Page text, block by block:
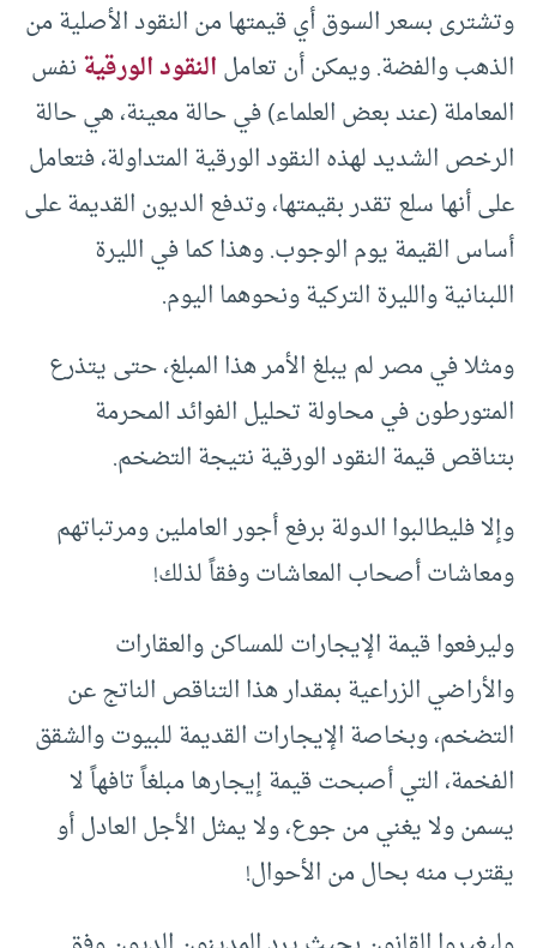
وتشترى بسعر السوق أي قيمتها من النقود الأصلية من
الذهب والفضة. ويمكن أن تعاملالنقود الورقيةنفس
المعاملة (عند بعض العلماء) في حالة معينة، هي حالة
الرخص الشديد لهذه النقود الورقية المتداولة، فتعامل
على أنها سلع تقدر بقيمتها، وتدفع الديون القديمة على
أساس القيمة يوم الوجوب. وهذا كما في الليرة
اللبنانية والليرة التركية ونحوهما اليوم.
ومثلا في مصر لم يبلغ الأمر هذا المبلغ، حتى يتذرع
المتورطون في محاولة تحليل الفوائد المحرمة
بتناقص قيمة النقود الورقية نتيجة التضخم.
وإلا فليطالبوا الدولة برفع أجور العاملين ومرتباتهم
ومعاشات أصحاب المعاشات وفقاً لذلك!
وليرفعوا قيمة الإيجارات للمساكن والعقارات
والأراضي الزراعية بمقدار هذا التناقص الناتج عن
التضخم، وبخاصة الإيجارات القديمة للبيوت والشقق
الفخمة، التي أصبحت قيمة إيجارها مبلغاً تافهاً لا
يسمن ولا يغني من جوع، ولا يمثل الأجل العادل أو
يقترب منه بحال من الأحوال!